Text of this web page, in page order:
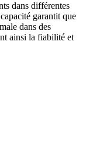
dans différentes
garantit que
dans des
ainsi la fiabilité et